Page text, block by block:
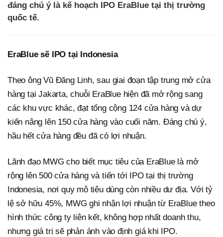
đáng chú ý là kế hoạch IPO EraBlue tại thị trường
quốc tế.
EraBlue sẽ IPO tại Indonesia
Theo ông Vũ Đăng Linh, sau giai đoạn tập trung mở cửa
hàng tại Jakarta, chuỗi EraBlue hiện đã mở rộng sang
các khu vực khác, đạt tổng cộng 124 cửa hàng và dự
kiến nâng lên 150 cửa hàng vào cuối năm. Đáng chú ý,
hầu hết cửa hàng đều đã có lợi nhuận.
Lãnh đạo MWG cho biết mục tiêu của EraBlue là mở
rộng lên 500 cửa hàng và tiến tới IPO tại thị trường
Indonesia, nơi quy mô tiêu dùng còn nhiều dư địa. Với tỷ
lệ sở hữu 45%, MWG ghi nhận lợi nhuận từ EraBlue theo
hình thức công ty liên kết, không hợp nhất doanh thu,
nhưng giá trị sẽ phản ánh vào định giá khi IPO.